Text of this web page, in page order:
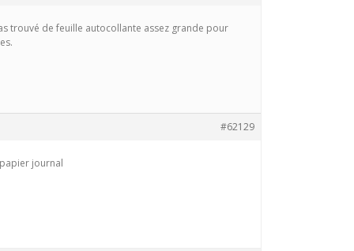
trouvé de feuille autocollante assez grande pour
#62129
journal